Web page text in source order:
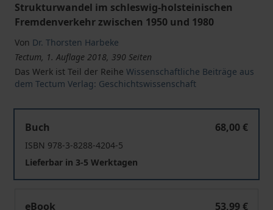
Strukturwandel im schleswig-holsteinischen
Fremdenverkehr zwischen 1950 und 1980
Von Dr. Thorsten Harbeke
Tectum, 1. Auflage 2018, 390 Seiten
Das Werk ist Teil der Reihe Wissenschaftliche Beiträge aus
dem Tectum Verlag: Geschichtswissenschaft
Buch
68,00 €
ISBN 978-3-8288-4204-5
Lieferbar in 3-5 Werktagen
eBook
53,99 €